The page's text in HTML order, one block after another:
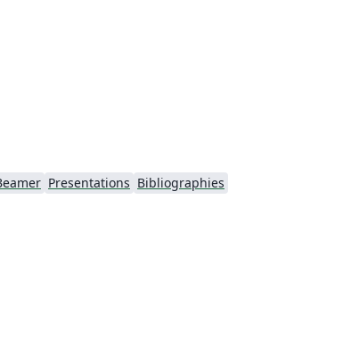
Presentations Bibliographies